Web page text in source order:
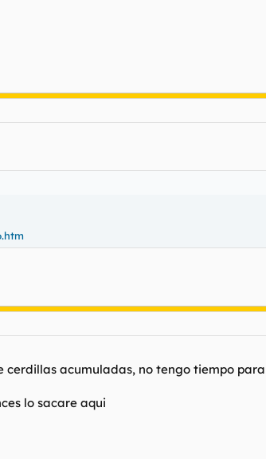
cerdillas acumuladas, no tengo tiempo
lo sacare aqui